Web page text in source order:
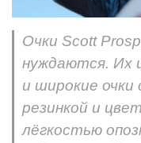
Очки Scott
нуждаются. Их
и широкие очки
резинкой и
лёгкостью